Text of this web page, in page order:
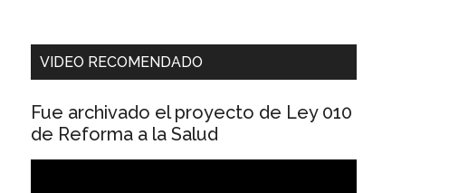
VIDEO RECOMENDADO
Fue archivado el proyecto de Ley 010
de Reforma a la Salud